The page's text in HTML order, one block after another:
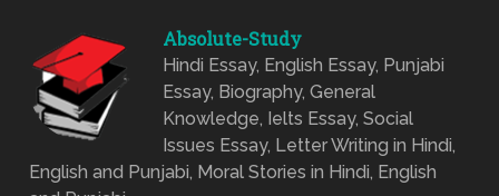
Absolute-Study
Hindi Essay, English Essay, Punjabi
Essay, Biography, General
Knowledge, Ielts Essay, Social
Issues Essay, Letter Writing in Hindi,
English and Punjabi, Moral Stories in Hindi, English